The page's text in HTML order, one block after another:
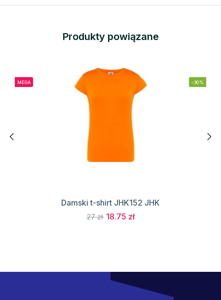
Produkty powiązane
MEGA -30%
Damski t-shirt JHK152 JHK
27 zł 18.75 zł